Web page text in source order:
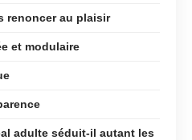
renoncer au plaisir
et modulaire
adulte séduit-il autant les